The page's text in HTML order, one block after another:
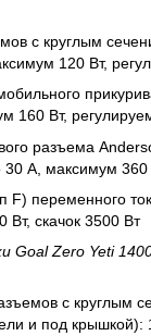
с круглым
120 Вт,
160 Вт,
разъема
А, максимум 360
F) переменного
Вт, скачок 3500 Вт
Goal Zero Yeti
с круглым
и под крышкой):